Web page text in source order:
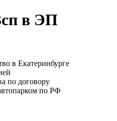
в ЭП
в Екатеринбурге
по договору
по РФ